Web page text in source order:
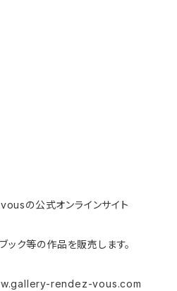
の公式オンラインサイト
ック等の作品を販売します。
rendez-vous.com